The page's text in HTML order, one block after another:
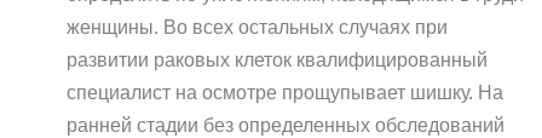
женщины. Во всех остальных случаях при
развитии раковых клеток квалифицированный
специалист на осмотре прощупывает шишку. На
ранней стадии без определенных обследований